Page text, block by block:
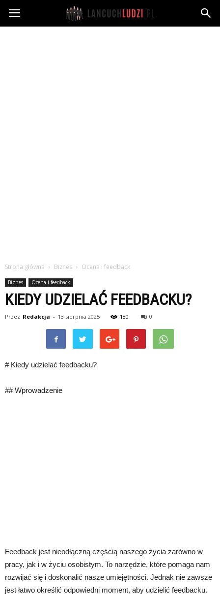
Lancuchludzi.pl
Strona główna Biznes Ocena i feedback
Biznes Ocena i feedback
KIEDY UDZIELAĆ FEEDBACKU?
Przez Redakcja - 13 sierpnia 2025 180 0
# Kiedy udzielać feedbacku?
## Wprowadzenie
Feedback jest nieodłączną częścią naszego życia zarówno w
pracy, jak i w życiu osobistym. To narzędzie, które pomaga nam
rozwijać się i doskonalić nasze umiejętności. Jednak nie zawsze
jest łatwo określić odpowiedni moment, aby udzielić feedbacku.